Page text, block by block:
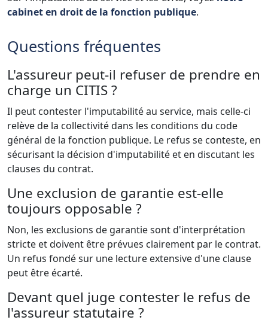
cabinet en droit de la fonction publique.
Questions fréquentes
L'assureur peut-il refuser de prendre en
charge un CITIS ?
Il peut contester l'imputabilité au service, mais celle-ci
relève de la collectivité dans les conditions du code
général de la fonction publique. Le refus se conteste, en
sécurisant la décision d'imputabilité et en discutant les
clauses du contrat.
Une exclusion de garantie est-elle
toujours opposable ?
Non, les exclusions de garantie sont d'interprétation
stricte et doivent être prévues clairement par le contrat.
Un refus fondé sur une lecture extensive d'une clause
peut être écarté.
Devant quel juge contester le refus de
l'assureur statutaire ?